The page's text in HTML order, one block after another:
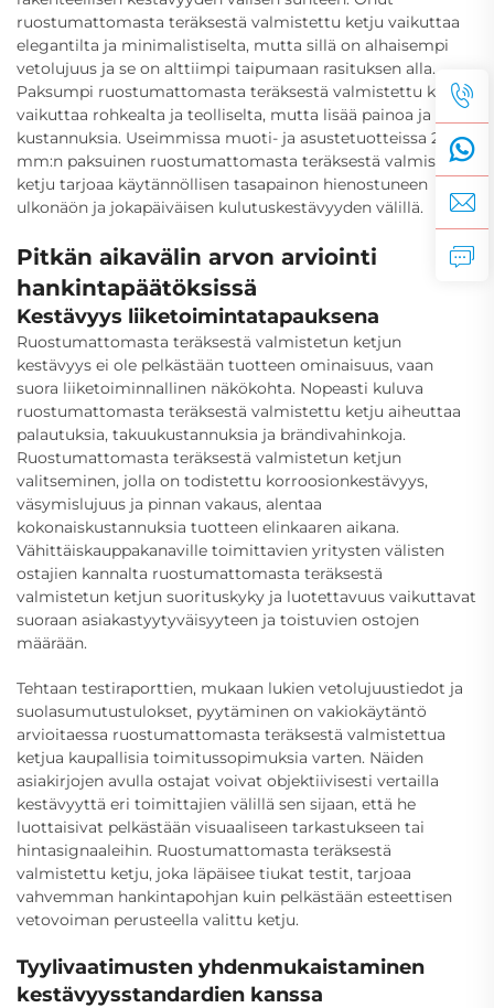
ruostumattomasta teräksestä valmistettu ketju vaikuttaa
elegantilta ja minimalistiselta, mutta sillä on alhaisempi
vetolujuus ja se on alttiimpi taipumaan rasituksen alla.
Paksumpi ruostumattomasta teräksestä valmistettu ketju
vaikuttaa rohkealta ja teolliselta, mutta lisää painoa ja
kustannuksia. Useimmissa muoti- ja asustetuotteissa 2–4
mm:n paksuinen ruostumattomasta teräksestä valmistettu
ketju tarjoaa käytännöllisen tasapainon hienostuneen
ulkonäön ja jokapäiväisen kulutuskestävyyden välillä.
Pitkän aikavälin arvon arviointi
hankintapäätöksissä
Kestävyys liiketoimintatapauksena
Ruostumattomasta teräksestä valmistetun ketjun
kestävyys ei ole pelkästään tuotteen ominaisuus, vaan
suora liiketoiminnallinen näkökohta. Nopeasti kuluva
ruostumattomasta teräksestä valmistettu ketju aiheuttaa
palautuksia, takuukustannuksia ja brändivahinkoja.
Ruostumattomasta teräksestä valmistetun ketjun
valitseminen, jolla on todistettu korroosionkestävyys,
väsymislujuus ja pinnan vakaus, alentaa
kokonaiskustannuksia tuotteen elinkaaren aikana.
Vähittäiskauppakanaville toimittavien yritysten välisten
ostajien kannalta ruostumattomasta teräksestä
valmistetun ketjun suorituskyky ja luotettavuus vaikuttavat
suoraan asiakastyytyväisyyteen ja toistuvien ostojen
määrään.
Tehtaan testiraporttien, mukaan lukien vetolujuustiedot ja
suolasumutustulokset, pyytäminen on vakiokäytäntö
arvioitaessa ruostumattomasta teräksestä valmistettua
ketjua kaupallisia toimitussopimuksia varten. Näiden
asiakirjojen avulla ostajat voivat objektiivisesti vertailla
kestävyyttä eri toimittajien välillä sen sijaan, että he
luottaisivat pelkästään visuaaliseen tarkastukseen tai
hintasignaaleihin. Ruostumattomasta teräksestä
valmistettu ketju, joka läpäisee tiukat testit, tarjoaa
vahvemman hankintapohjan kuin pelkästään esteettisen
vetovoiman perusteella valittu ketju.
Tyylivaatimusten yhdenmukaistaminen
kestävyysstandardien kanssa